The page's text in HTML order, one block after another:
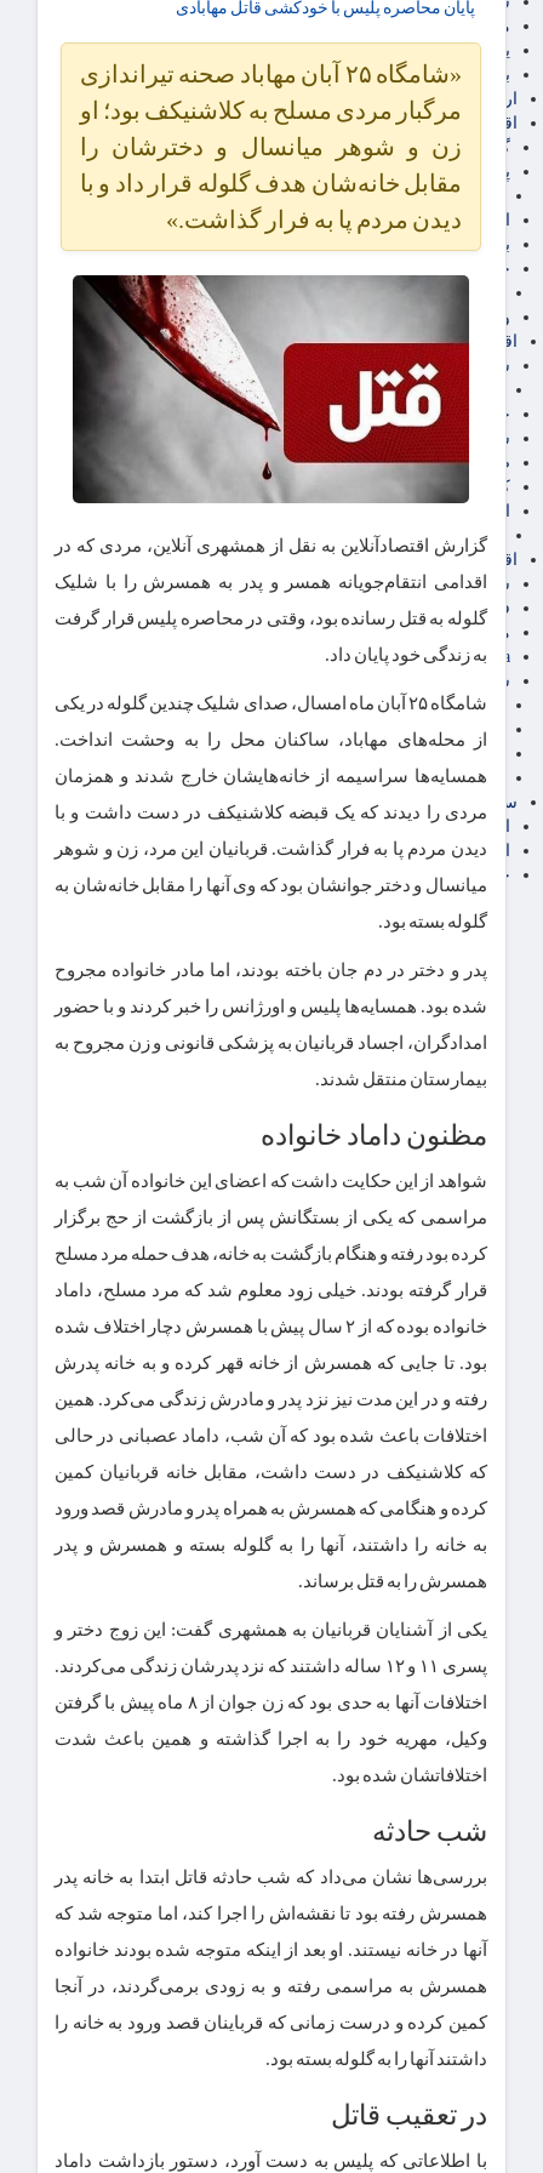
مالیات
یارانه و معیشت مردم
برق، آب و انرژی
ارز دیجیتال
اقتصاد اجتماعی
گردشگری
پزشکی، سلامت و زیبایی
ایران مدلب
اجتماعی
بازنشستگان
حقوق و قضایی
ورزشی
اقتصاد شهری و روستایی
شهر و مسکن و عمران
گسترش ساختمان
حمل و نقل
شهرک های صنعتی
صنایع غذایی
کشاورزی و دامداری
استان تهران
اقتصاد بین الملل
سیاسی
فارکس
مناطق آزاد تجاری
24intermedia
سایر اخبار اقتصادی
عمومی و سرگرمی
فناوری
آگهی رسمی و مزایده
آکادمی آموزش اقتصادی
سایر رسانه ها
اقتصاد فارسی
اقتصاد آفرین
خرید انواع دیزل ژنراتور
پایان محاصره پلیس با خودکشی قاتل مهابادی
«شامگاه ۲۵ آبان مهاباد صحنه تیراندازی
مرگبار مردی مسلح به کلاشنیکف بود؛ او
زن و شوهر میانسال و دخترشان را
مقابل خانه‌شان هدف گلوله قرار داد و با
دیدن مردم پا به فرار گذاشت.»
گزارش اقتصادآنلاین به نقل از همشهری آنلاین، مردی که در
اقدامی انتقام‌جویانه همسر و پدر به همسرش را با شلیک
گلوله به قتل رسانده بود، وقتی در محاصره پلیس قرار گرفت
به زندگی خود پایان داد.
شامگاه ۲۵ آبان ماه امسال، صدای شلیک چندین گلوله در یکی
از محله‌های مهاباد، ساکنان محل را به وحشت انداخت.
همسایه‌ها سراسیمه از خانه‌هایشان خارج شدند و همزمان
مردی را دیدند که یک قبضه کلاشنیکف در دست داشت و با
دیدن مردم پا به فرار گذاشت. قربانیان این مرد، زن و شوهر
میانسال و دختر جوانشان بود که وی آنها را مقابل خانه‌شان به
گلوله بسته بود.
پدر و دختر در دم جان باخته بودند، اما مادر خانواده مجروح
شده بود. همسایه‌ها پلیس و اورژانس را خبر کردند و با حضور
امدادگران، اجساد قربانیان به پزشکی قانونی و زن مجروح به
بیمارستان منتقل شدند.
مظنون داماد خانواده
شواهد از این حکایت داشت که اعضای این خانواده آن شب به
مراسمی که یکی از بستگانش پس از بازگشت از حج برگزار
کرده بود رفته و هنگام بازگشت به خانه، هدف حمله مرد مسلح
قرار گرفته بودند. خیلی زود معلوم شد که مرد مسلح، داماد
خانواده بوده که از ۲ سال پیش با همسرش دچار اختلاف شده
بود. تا جایی که همسرش از خانه قهر کرده و به خانه پدرش
رفته و در این مدت نیز نزد پدر و مادرش زندگی می‌کرد. همین
اختلافات باعث شده بود که آن شب، داماد عصبانی در حالی
که کلاشنیکف در دست داشت، مقابل خانه قربانیان کمین
کرده و هنگامی که همسرش به همراه پدر و مادرش قصد ورود
به خانه را داشتند، آنها را به گلوله بسته و همسرش و پدر
همسرش را به قتل برساند.
یکی از آشنایان قربانیان به همشهری گفت: این زوج دختر و
پسری ۱۱ و ۱۲ ساله داشتند که نزد پدرشان زندگی می‌کردند.
اختلافات آنها به حدی بود که زن جوان از ۸ ماه پیش با گرفتن
وکیل، مهریه خود را به اجرا گذاشته و همین باعث شدت
اختلافاتشان شده بود.
شب حادثه
بررسی‌ها نشان می‌داد که شب حادثه قاتل ابتدا به خانه پدر
همسرش رفته بود تا نقشه‌اش را اجرا کند، اما متوجه شد که
آنها در خانه نیستند. او بعد از اینکه متوجه شده بودند خانواده
همسرش به مراسمی رفته و به زودی برمی‌گردند، در آنجا
کمین کرده و درست زمانی که قرباینان قصد ورود به خانه را
داشتند آنها را به گلوله بسته بود.
در تعقیب قاتل
با اطلاعاتی که پلیس به دست آورد، دستور بازداشت داماد